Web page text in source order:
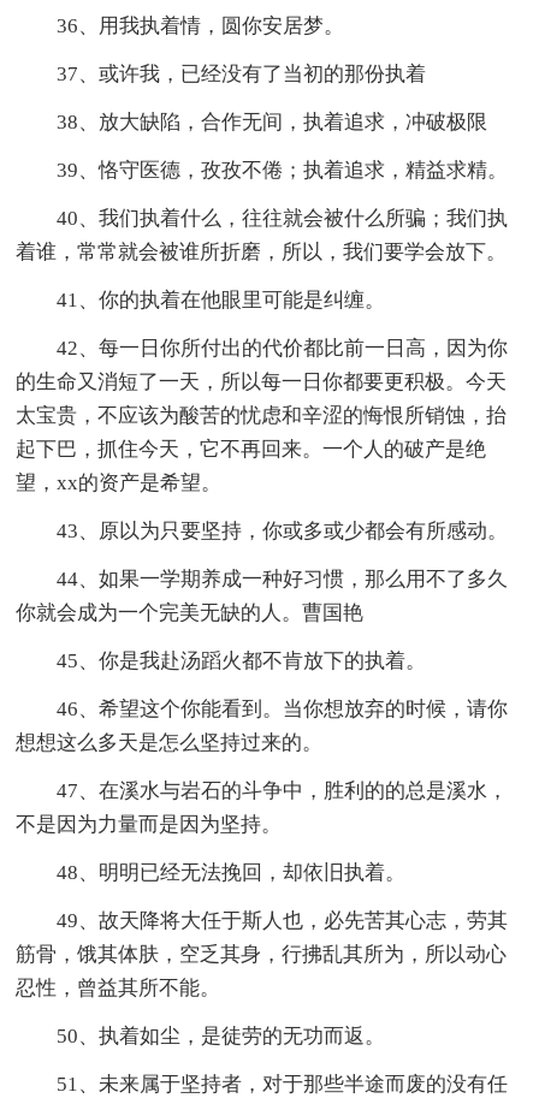
36、用我执着情，圆你安居梦。
37、或许我，已经没有了当初的那份执着
38、放大缺陷，合作无间，执着追求，冲破极限
39、恪守医德，孜孜不倦；执着追求，精益求精。
40、我们执着什么，往往就会被什么所骗；我们执
着谁，常常就会被谁所折磨，所以，我们要学会放下。
41、你的执着在他眼里可能是纠缠。
42、每一日你所付出的代价都比前一日高，因为你
的生命又消短了一天，所以每一日你都要更积极。今天
太宝贵，不应该为酸苦的忧虑和辛涩的悔恨所销蚀，抬
起下巴，抓住今天，它不再回来。一个人的破产是绝
望，xx的资产是希望。
43、原以为只要坚持，你或多或少都会有所感动。
44、如果一学期养成一种好习惯，那么用不了多久
你就会成为一个完美无缺的人。曹国艳
45、你是我赴汤蹈火都不肯放下的执着。
46、希望这个你能看到。当你想放弃的时候，请你
想想这么多天是怎么坚持过来的。
47、在溪水与岩石的斗争中，胜利的的总是溪水，
不是因为力量而是因为坚持。
48、明明已经无法挽回，却依旧执着。
49、故天降将大任于斯人也，必先苦其心志，劳其
筋骨，饿其体肤，空乏其身，行拂乱其所为，所以动心
忍性，曾益其所不能。
50、执着如尘，是徒劳的无功而返。
51、未来属于坚持者，对于那些半途而废的没有任